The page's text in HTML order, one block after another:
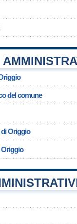
del comune
di Origgio
Origgio